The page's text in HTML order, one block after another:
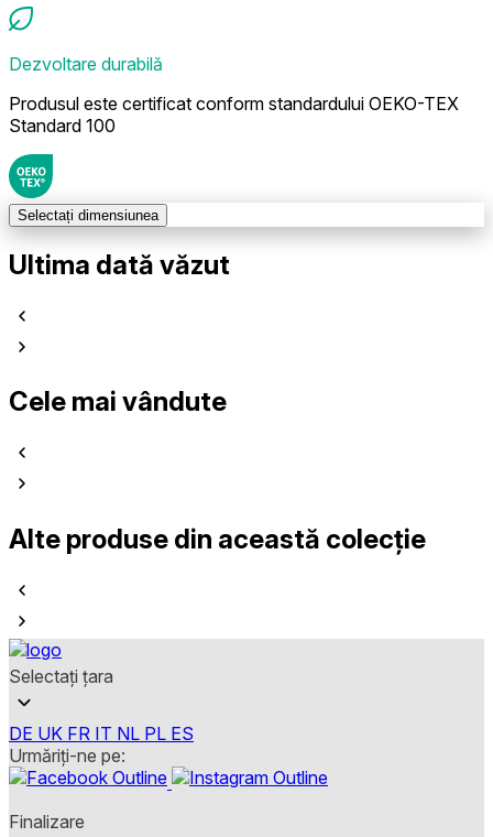
Dezvoltare durabilă
Produsul este certificat conform standardului OEKO-TEX
Standard 100
Selectați dimensiunea
Ultima dată văzut
Cele mai vândute
Alte produse din această colecție
Selectați țara
DE UK FR IT NL PL ES
Urmăriți-ne pe:
Finalizare